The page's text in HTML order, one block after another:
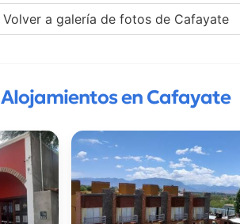
Volver a galería de fotos de Cafayate
Alojamientos en Cafayate